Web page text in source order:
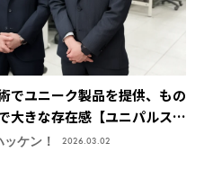
でユニーク製品を提供、もの
大きな存在感【ユニパルス株
ケン！ 2026.03.02